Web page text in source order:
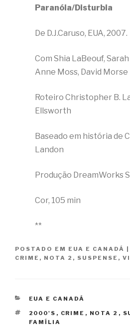
Paranóia/Disturbia
De D.J.Caruso, EUA, 2007.
Com Shia LaBeouf,
Anne Moss, David Morse
Roteiro Christopher B.
Ellsworth
Baseado em história de
Landon
Produção DreamWorks
Cor, 105 min
**
POSTADO EM EUA E CANADÁ |
CRIME , NOTA 2 , SUSPENSE ,
CATEGORIAS
EUA E CANADÁ
TAGS
2000'S , CRIME , NOTA 2 ,
FAMÍLIA